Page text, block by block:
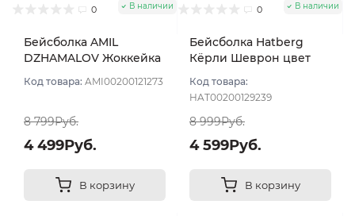
0 В наличии
Бейсболка AMIL
DZHAMALOV Жоккейка
UNI
Код товара: AMI00200121273
8 799Руб.
4 499Руб.
В корзину
0 В наличии
Бейсболка Hatberg
Кёрли Шеврон цвет
Код товара:
HAT00200129239
8 999Руб.
4 599Руб.
В корзину